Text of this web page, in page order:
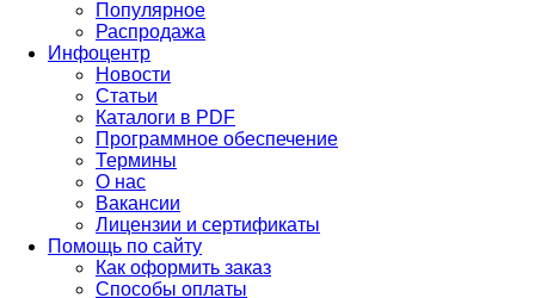
Популярное
Распродажа
Инфоцентр
Новости
Статьи
Каталоги в PDF
Программное обеспечение
Термины
О нас
Вакансии
Лицензии и сертификаты
Помощь по сайту
Как оформить заказ
Способы оплаты